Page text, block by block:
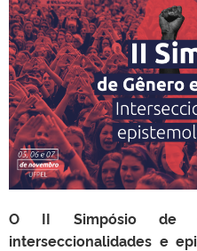
O II Simpósio de
interseccionalidades e